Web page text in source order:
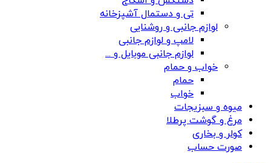
تی و دستمال آشپزخانه
لوازم جانبی و روشنایی
لامپ و لوازم جانبی
لوازم جانبی موبایل و ...
خواب و حمام
حمام
خواب
میوه و سبزیجات
مرغ و گوشت پرطلا
کولر و بخاری
صورت حساب